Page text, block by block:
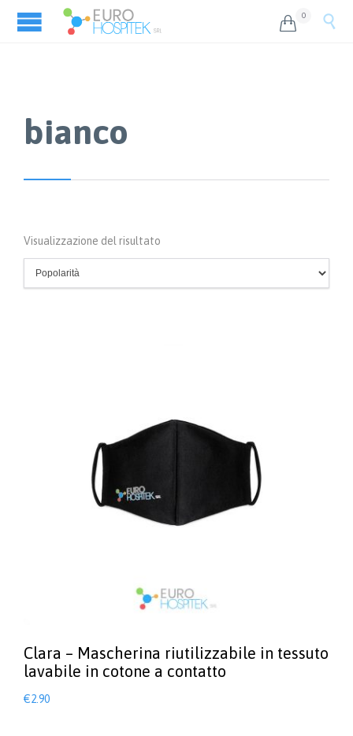
 0 
bianco
Visualizzazione del risultato
Clara – Mascherina riutilizzabile in tessuto
lavabile in cotone a contatto
€2.90